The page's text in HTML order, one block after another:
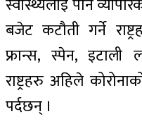
बजेट कटौती गर्ने
फ्रान्स, स्पेन, इटाली
राष्ट्रहरु अहिले
पर्दछन् ।